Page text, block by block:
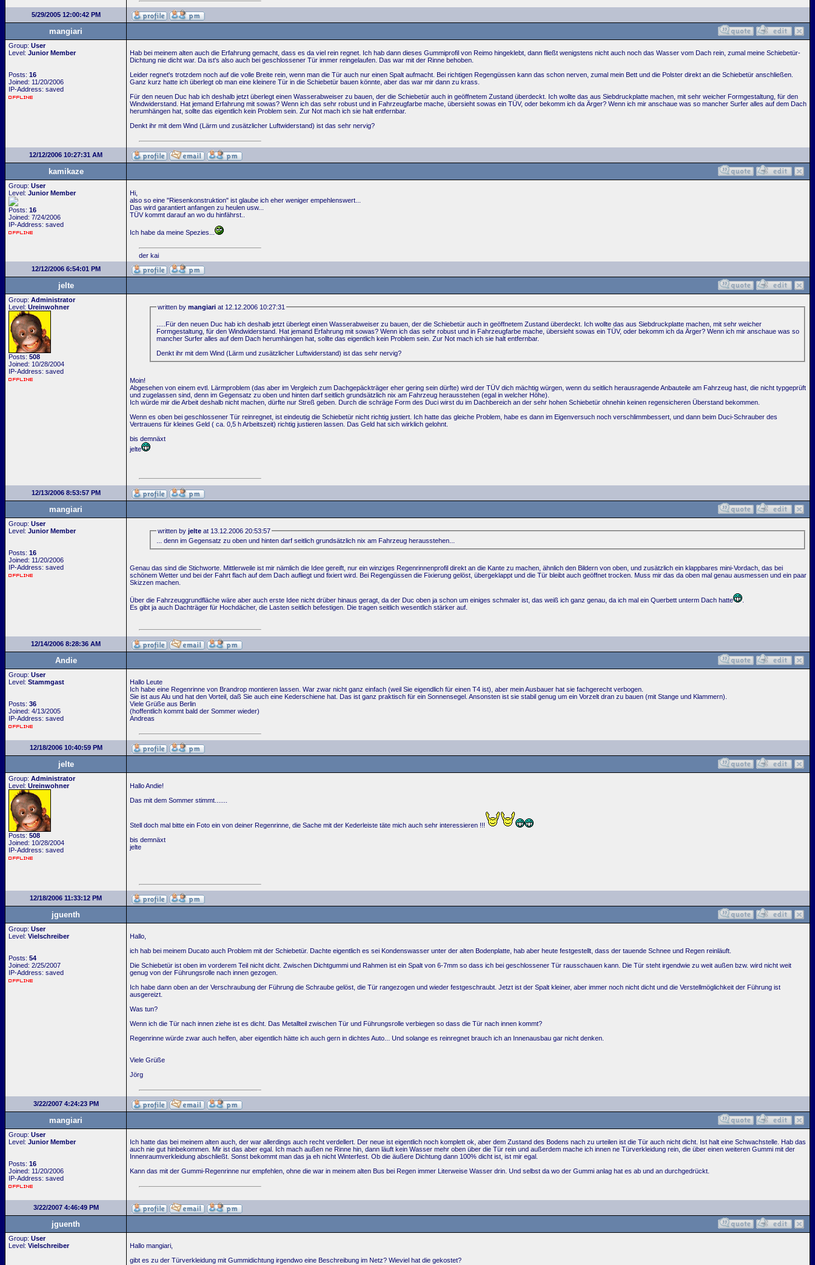
5/29/2005 12:00:42 PM
mangiari
Group: User
Level: Junior Member
Posts: 16
Joined: 11/20/2006
IP-Address: saved
Hab bei meinem alten auch die Erfahrung gemacht, dass es da viel rein regnet. Ich hab dann dieses Gummiprofil von Reimo hingeklebt, dann fließt wenigstens nicht auch noch das Wasser vom Dach rein, zumal meine Schiebetür-
Dichtung nie dicht war. Da ist's also auch bei geschlossener Tür immer reingelaufen. Das war mit der Rinne behoben.
Leider regnet's trotzdem noch auf die volle Breite rein, wenn man die Tür auch nur einen Spalt aufmacht. Bei richtigen Regengüssen kann das schon nerven, zumal mein Bett und die Polster direkt an die Schiebetür anschließen.
Ganz kurz hatte ich überlegt ob man eine kleinere Tür in die Schiebetür bauen könnte, aber das war mir dann zu krass.
Für den neuen Duc hab ich deshalb jetzt überlegt einen Wasserabweiser zu bauen, der die Schiebetür auch in geöffnetem Zustand überdeckt. Ich wollte das aus Siebdruckplatte machen, mit sehr weicher Formgestaltung, für den
Windwiderstand. Hat jemand Erfahrung mit sowas? Wenn ich das sehr robust und in Fahrzeugfarbe mache, übersieht sowas ein TÜV, oder bekomm ich da Ärger? Wenn ich mir anschaue was so mancher Surfer alles auf dem Dach
herumhängen hat, sollte das eigentlich kein Problem sein. Zur Not mach ich sie halt entfernbar.
Denkt ihr mit dem Wind (Lärm und zusätzlicher Luftwiderstand) ist das sehr nervig?
12/12/2006 10:27:31 AM
kamikaze
Group: User
Level: Junior Member
Posts: 16
Joined: 7/24/2006
IP-Address: saved
Hi,
also so eine "Riesenkonstruktion" ist glaube ich eher weniger empehlenswert...
Das wird garantiert anfangen zu heulen usw...
TÜV kommt darauf an wo du hinfährst..
Ich habe da meine Spezies...
der kai
12/12/2006 6:54:01 PM
jelte
Group: Administrator
Level: Ureinwohner
Posts: 508
Joined: 10/28/2004
IP-Address: saved
written by mangiariat 12.12.2006 10:27:31
.....Für den neuen Duc hab ich deshalb jetzt überlegt einen Wasserabweiser zu bauen, der die Schiebetür auch in geöffnetem Zustand überdeckt. Ich wollte das aus Siebdruckplatte machen, mit sehr weicher
Formgestaltung, für den Windwiderstand. Hat jemand Erfahrung mit sowas? Wenn ich das sehr robust und in Fahrzeugfarbe mache, übersieht sowas ein TÜV, oder bekomm ich da Ärger? Wenn ich mir anschaue was so
mancher Surfer alles auf dem Dach herumhängen hat, sollte das eigentlich kein Problem sein. Zur Not mach ich sie halt entfernbar.
Denkt ihr mit dem Wind (Lärm und zusätzlicher Luftwiderstand) ist das sehr nervig?
Moin!
Abgesehen von einem evtl. Lärmproblem (das aber im Vergleich zum Dachgepäckträger eher gering sein dürfte) wird der TÜV dich mächtig würgen, wenn du seitlich herausragende Anbauteile am Fahrzeug hast, die nicht typgeprüft
und zugelassen sind, denn im Gegensatz zu oben und hinten darf seitlich grundsätzlich nix am Fahrzeug herausstehen (egal in welcher Höhe).
Ich würde mir die Arbeit deshalb nicht machen, dürfte nur Streß geben. Durch die schräge Form des Duci wirst du im Dachbereich an der sehr hohen Schiebetür ohnehin keinen regensicheren Überstand bekommen.
Wenn es oben bei geschlossener Tür reinregnet, ist eindeutig die Schiebetür nicht richtig justiert. Ich hatte das gleiche Problem, habe es dann im Eigenversuch noch verschlimmbessert, und dann beim Duci-Schrauber des
Vertrauens für kleines Geld ( ca. 0,5 h Arbeitszeit) richtig justieren lassen. Das Geld hat sich wirklich gelohnt.
bis demnäxt
jelte
12/13/2006 8:53:57 PM
mangiari
Group: User
Level: Junior Member
Posts: 16
Joined: 11/20/2006
IP-Address: saved
written by jelteat 13.12.2006 20:53:57
... denn im Gegensatz zu oben und hinten darf seitlich grundsätzlich nix am Fahrzeug herausstehen...
Genau das sind die Stichworte. Mittlerweile ist mir nämlich die Idee gereift, nur ein winziges Regenrinnenprofil direkt an die Kante zu machen, ähnlich den Bildern von oben, und zusätzlich ein klappbares mini-Vordach, das bei
schönem Wetter und bei der Fahrt flach auf dem Dach aufliegt und fixiert wird. Bei Regengüssen die Fixierung gelöst, übergeklappt und die Tür bleibt auch geöffnet trocken. Muss mir das da oben mal genau ausmessen und ein paar
Skizzen machen.
Über die Fahrzeuggrundfläche wäre aber auch erste Idee nicht drüber hinaus geragt, da der Duc oben ja schon um einiges schmaler ist, das weiß ich ganz genau, da ich mal ein Querbett unterm Dach hatte
Es gibt ja auch Dachträger für Hochdächer, die Lasten seitlich befestigen. Die tragen seitlich wesentlich stärker auf.
12/14/2006 8:28:36 AM
Andie
Group: User
Level: Stammgast
Posts: 36
Joined: 4/13/2005
IP-Address: saved
Hallo Leute
Ich habe eine Regenrinne von Brandrop montieren lassen. War zwar nicht ganz einfach (weil Sie eigendlich für einen T4 ist), aber mein Ausbauer hat sie fachgerecht verbogen.
Sie ist aus Alu und hat den Vorteil, daß Sie auch eine Kederschiene hat. Das ist ganz praktisch für ein Sonnensegel. Ansonsten ist sie stabil genug um ein Vorzelt dran zu bauen (mit Stange und Klammern).
Viele Grüße aus Berlin
(hoffentlich kommt bald der Sommer wieder)
Andreas
12/18/2006 10:40:59 PM
jelte
Group: Administrator
Level: Ureinwohner
Posts: 508
Joined: 10/28/2004
IP-Address: saved
Hallo Andie!
Das mit dem Sommer stimmt.......
Stell doch mal bitte ein Foto ein von deiner Regenrinne, die Sache mit der Kederleiste täte mich auch sehr interessieren !!!
bis demnäxt
jelte
12/18/2006 11:33:12 PM
jguenth
Group: User
Level: Vielschreiber
Posts: 54
Joined: 2/25/2007
IP-Address: saved
Hallo,
ich hab bei meinem Ducato auch Problem mit der Schiebetür. Dachte eigentlich es sei Kondenswasser unter der alten Bodenplatte, hab aber heute festgestellt, dass der tauende Schnee und Regen reinläuft.
Die Schiebetür ist oben im vorderem Teil nicht dicht. Zwischen Dichtgummi und Rahmen ist ein Spalt von 6-7mm so dass ich bei geschlossener Tür rausschauen kann. Die Tür steht irgendwie zu weit außen bzw. wird nicht weit
genug von der Führungsrolle nach innen gezogen.
Ich habe dann oben an der Verschraubung der Führung die Schraube gelöst, die Tür rangezogen und wieder festgeschraubt. Jetzt ist der Spalt kleiner, aber immer noch nicht dicht und die Verstellmöglichkeit der Führung ist
ausgereizt.
Was tun?
Wenn ich die Tür nach innen ziehe ist es dicht. Das Metallteil zwischen Tür und Führungsrolle verbiegen so dass die Tür nach innen kommt?
Regenrinne würde zwar auch helfen, aber eigentlich hätte ich auch gern in dichtes Auto... Und solange es reinregnet brauch ich an Innenausbau gar nicht denken.
Viele Grüße
Jörg
3/22/2007 4:24:23 PM
mangiari
Group: User
Level: Junior Member
Posts: 16
Joined: 11/20/2006
IP-Address: saved
Ich hatte das bei meinem alten auch, der war allerdings auch recht verdellert. Der neue ist eigentlich noch komplett ok, aber dem Zustand des Bodens nach zu urteilen ist die Tür auch nicht dicht. Ist halt eine Schwachstelle. Hab das
auch nie gut hinbekommen. Mir ist das aber egal. Ich mach außen ne Rinne hin, dann läuft kein Wasser mehr oben über die Tür rein und außerdem mache ich innen ne Türverkleidung rein, die über einen weiteren Gummi mit der
Innenraumverkleidung abschließt. Sonst bekommt man das ja eh nicht Winterfest. Ob die äußere Dichtung dann 100% dicht ist, ist mir egal.
Kann das mit der Gummi-Regenrinne nur empfehlen, ohne die war in meinem alten Bus bei Regen immer Literweise Wasser drin. Und selbst da wo der Gummi anlag hat es ab und an durchgedrückt.
3/22/2007 4:46:49 PM
jguenth
Group: User
Level: Vielschreiber
Hallo mangiari,
gibt es zu der Türverkleidung mit Gummidichtung irgendwo eine Beschreibung im Netz? Wieviel hat die gekostet?